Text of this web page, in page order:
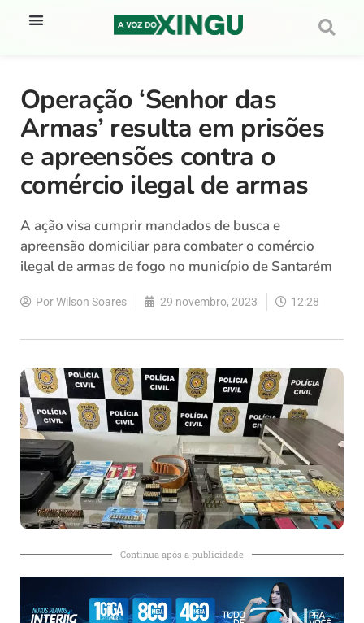
Operação ‘Senhor das
Armas’ resulta em prisões
e apreensões contra o
comércio ilegal de armas
A ação visa cumprir mandados de busca e
apreensão domiciliar para combater o comércio
ilegal de armas de fogo no município de Santarém
PorWilson Soares 29 novembro, 2023 12:28
Continua após a publicidade